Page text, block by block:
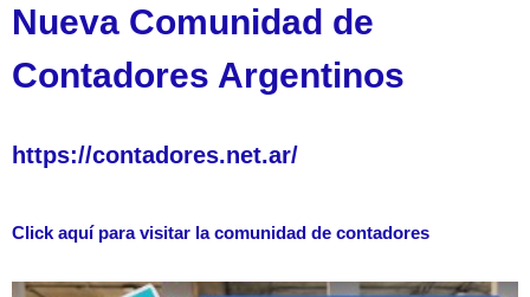
Nueva Comunidad de
Contadores Argentinos
https://contadores.net.ar/
Click aquí para visitar la comunidad de contadores